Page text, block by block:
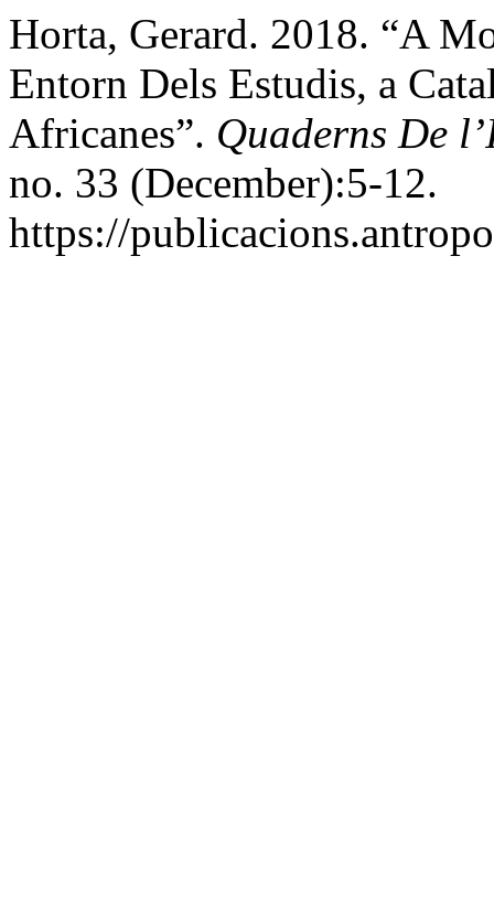
Horta, Gerard. 2018. “A
Entorn Dels Estudis, a
Africanes”. Quaderns De
no. 33 (December):5-12.
https://